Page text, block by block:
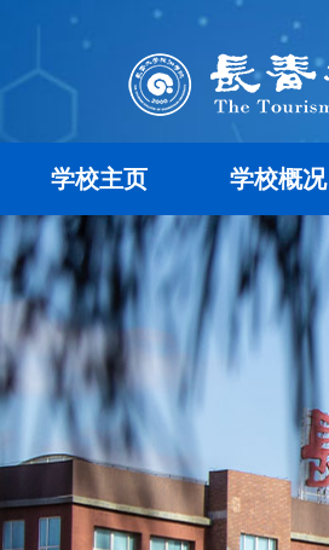
学校主页 学校概况